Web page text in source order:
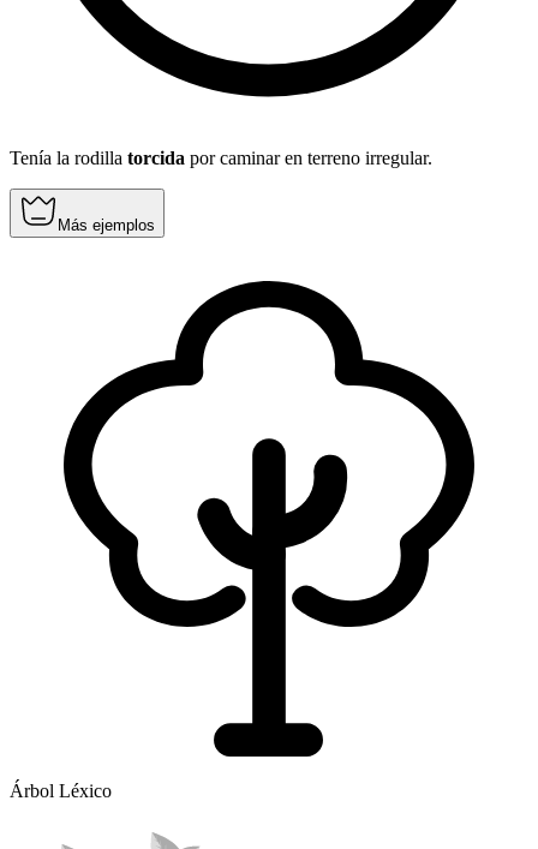
Tenía la rodilla torcida por caminar en terreno irregular.
Más ejemplos
Árbol Léxico